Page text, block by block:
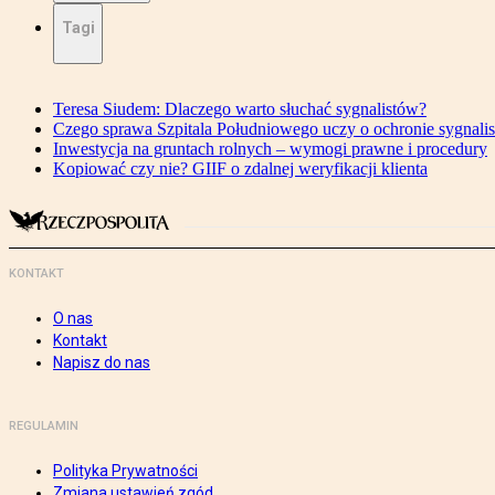
Tagi
Teresa Siudem: Dlaczego warto słuchać sygnalistów?
Czego sprawa Szpitala Południowego uczy o ochronie
Inwestycja na gruntach rolnych – wymogi prawne i procedury
Kopiować czy nie? GIIF o zdalnej weryfikacji klienta
KONTAKT
O nas
Kontakt
Napisz do nas
REGULAMIN
Polityka Prywatności